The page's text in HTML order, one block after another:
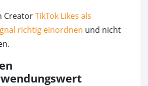
CreatorTikTok Likes als
richtig einordnen und nicht